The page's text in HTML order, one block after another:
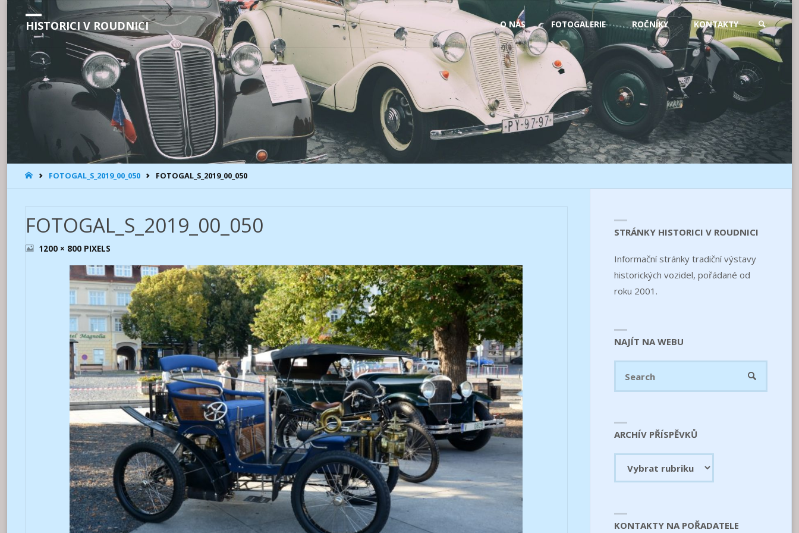
HISTORICI V ROUDNICI
to
content
O NÁS FOTOGALERIE ROČNÍKY KONTAKTY
SEARCH
HOMEFOTOGAL_S_2019_00_050 FOTOGAL_S_2019_00_050
FOTOGAL_S_2019_00_050
FULL1200 × 800 PIXELS
STRÁNKY HISTORICI V ROUDNICI
Informační stránky tradiční výstavy
historických vozidel, pořádané od
roku 2001.
NAJÍT NA WEBU
SEARCH
ARCHÍV PŘÍSPĚVKŮ
příspěvků
KONTAKTY NA POŘADATELE